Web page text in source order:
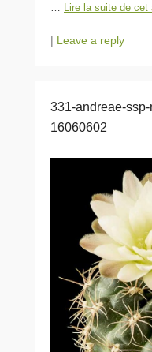
Lire la suite de cet
| Leave a reply
331-andreae-
16060602